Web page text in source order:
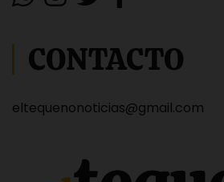
CONTACTO
eltequenonoticias@gmail.com